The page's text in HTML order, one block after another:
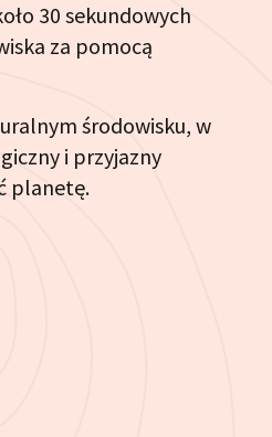
30 sekundowych
za pomocą
środowisku, w
i przyjazny
planetę.